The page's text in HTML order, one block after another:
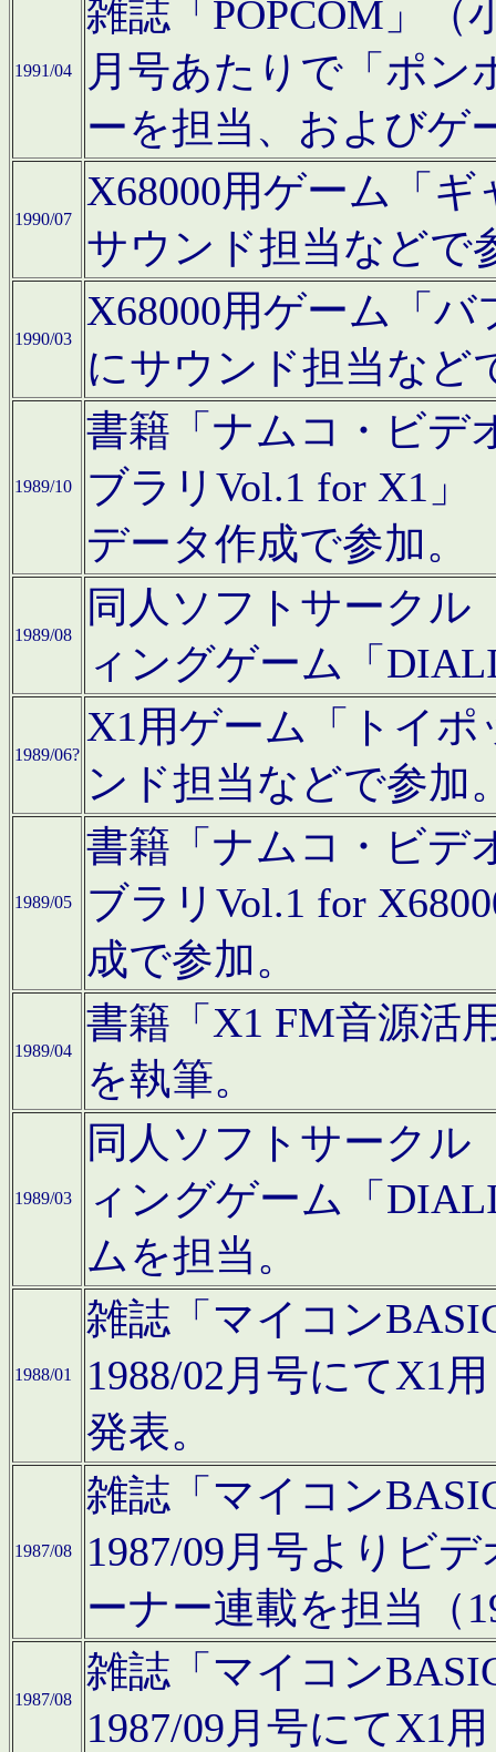
1991/04
雑誌「POPCOM」（
月号あたりで「ポン
ーを担当、およびゲ
1990/07
X68000用ゲーム「
サウンド担当などで
1990/03
X68000用ゲーム「
にサウンド担当など
1989/10
書籍「ナムコ・ビデ
ブラリVol.1 for X1」
データ作成で参加。
1989/08
同人ソフトサークル
ィングゲーム「
1989/06?
X1用ゲーム「トイ
ンド担当などで参加
1989/05
書籍「ナムコ・ビデ
ブラリVol.1 for
成で参加。
1989/04
書籍「X1 FM音源活
を執筆。
1989/03
同人ソフトサークル
ィングゲーム「
ムを担当。
1988/01
雑誌「マイコン
1988/02月号にてX1
発表。
1987/08
雑誌「マイコン
1987/09月号よりビ
ーナー連載を担当（
1987/08
雑誌「マイコン
1987/09月号にてX1